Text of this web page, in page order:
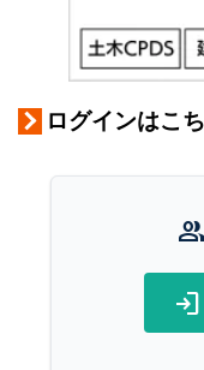
ログインはこ
group
login